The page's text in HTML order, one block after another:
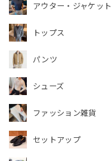
アウター・ジャケット
トップス
パンツ
シューズ
ファッション雑貨
セットアップ